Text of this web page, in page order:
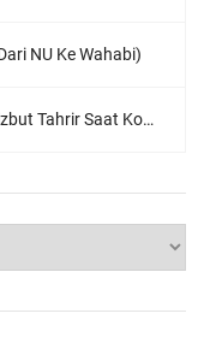
NU Ke Wahabi)
Saat Konferensi Pers